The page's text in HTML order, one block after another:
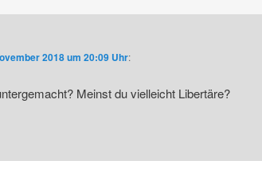
2018 um 20:09 Uhr:
Meinst du vielleicht Libertäre?